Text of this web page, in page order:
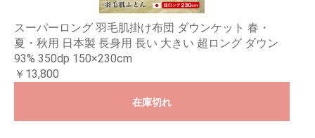
スーパーロング 羽毛肌掛け布団 ダウンケット 春・
夏・秋用 日本製 長身用 長い 大きい 超ロング ダウン
93% 350dp 150×230cm
￥13,800
在庫切れ